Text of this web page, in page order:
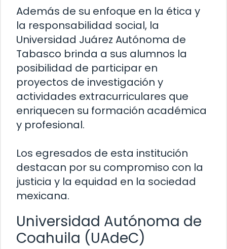
Además de su enfoque en la ética y
la responsabilidad social, la
Universidad Juárez Autónoma de
Tabasco brinda a sus alumnos la
posibilidad de participar en
proyectos de investigación y
actividades extracurriculares que
enriquecen su formación académica
y profesional.
Los egresados de esta institución
destacan por su compromiso con la
justicia y la equidad en la sociedad
mexicana.
Universidad Autónoma de
Coahuila (UAdeC)